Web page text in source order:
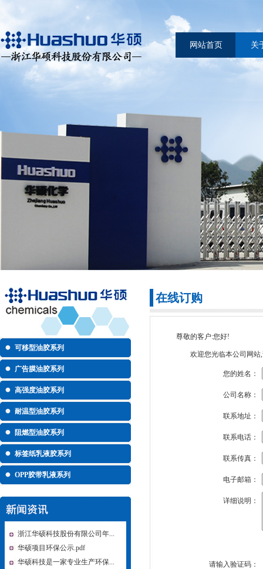
网站首页 关
可移型油胶系列
广告膜油胶系列
高强度油胶系列
耐温型油胶系列
阻燃型油胶系列
标签纸乳液胶系列
OPP胶带乳液系列
浙江华硕科技股份有限公司年...
华硕项目环保公示.pdf
华硕科技是一家专业生产环保...
在线订购
尊敬的客户:您好!
欢迎您光临本公司网站,
您的姓名：
公司名称：
联系地址：
联系电话：
联系传真：
电子邮箱：
详细说明：
请输入验证码：